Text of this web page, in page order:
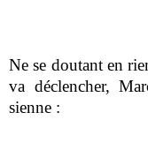
Ne se doutant en
va déclencher,
sienne :